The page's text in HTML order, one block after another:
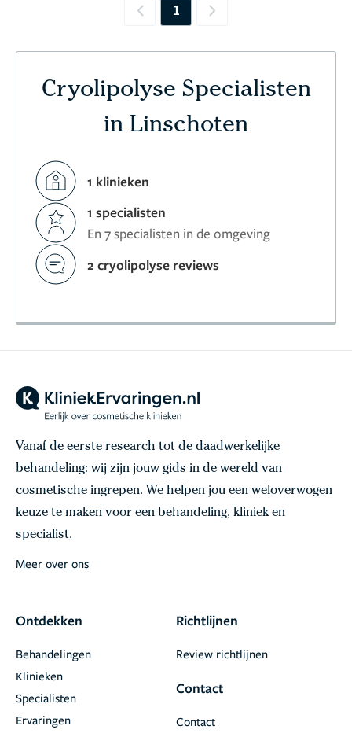
Previous
1 Next
Cryolipolyse Specialisten
in Linschoten
1 klinieken
1 specialisten
En 7 specialisten in de omgeving
2 cryolipolyse reviews
Vanaf de eerste research tot de daadwerkelijke
behandeling: wij zijn jouw gids in de wereld van
cosmetische ingrepen. We helpen jou een weloverwogen
keuze te maken voor een behandeling, kliniek en
specialist.
Meer over ons
Ontdekken
Behandelingen
Klinieken
Specialisten
Ervaringen
Richtlijnen
Review richtlijnen
Contact
Contact